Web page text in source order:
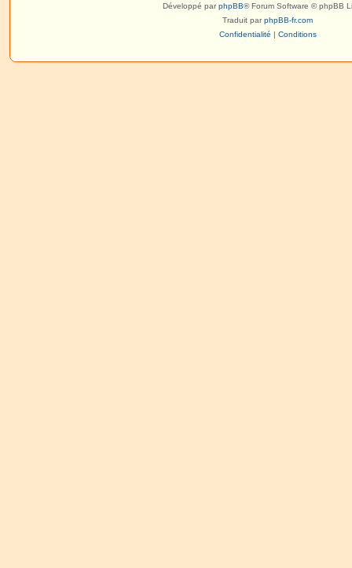
Développé parphpBB® Forum Software © phpBB
Traduit parphpBB-fr.com
Confidentialité | Conditions